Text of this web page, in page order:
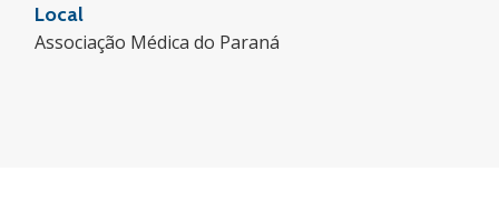
Local
Associação Médica do Paraná